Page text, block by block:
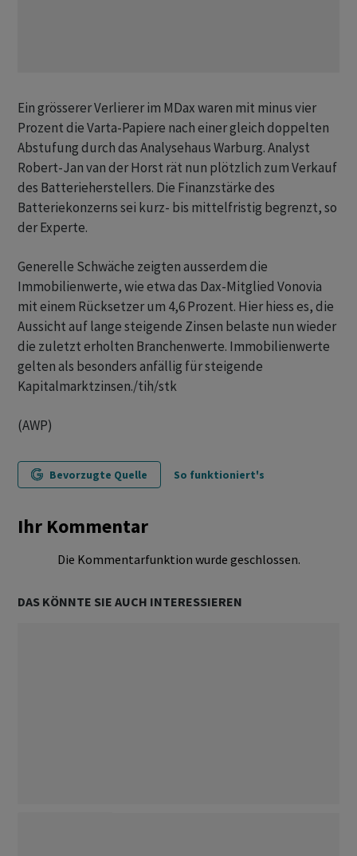
Ein grösserer Verlierer im MDax waren mit minus vier
Prozent die Varta-Papiere nach einer gleich doppelten
Abstufung durch das Analysehaus Warburg. Analyst
Robert-Jan van der Horst rät nun plötzlich zum Verkauf
des Batterieherstellers. Die Finanzstärke des
Batteriekonzerns sei kurz- bis mittelfristig begrenzt, so
der Experte.
Generelle Schwäche zeigten ausserdem die
Immobilienwerte, wie etwa das Dax-Mitglied Vonovia
mit einem Rücksetzer um 4,6 Prozent. Hier hiess es, die
Aussicht auf lange steigende Zinsen belaste nun wieder
die zuletzt erholten Branchenwerte. Immobilienwerte
gelten als besonders anfällig für steigende
Kapitalmarktzinsen./tih/stk
(AWP)
Bevorzugte Quelle So funktioniert's
Ihr Kommentar
Die Kommentarfunktion wurde geschlossen.
DAS KÖNNTE SIE AUCH INTERESSIEREN